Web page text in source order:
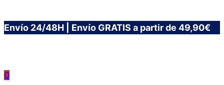
Saltar
Envío 24/48H | Envío GRATIS a partir de 49,90€
0